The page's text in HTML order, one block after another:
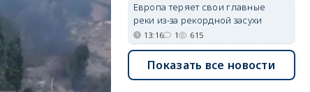
Европа теряет свои главные
реки из-за рекордной засухи
13:16 1 615
Показать все новости